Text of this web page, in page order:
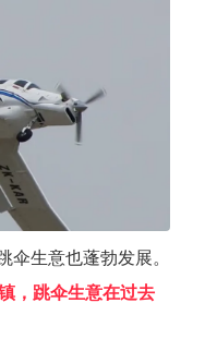
伞生意也蓬勃发展。
，跳伞生意在过去